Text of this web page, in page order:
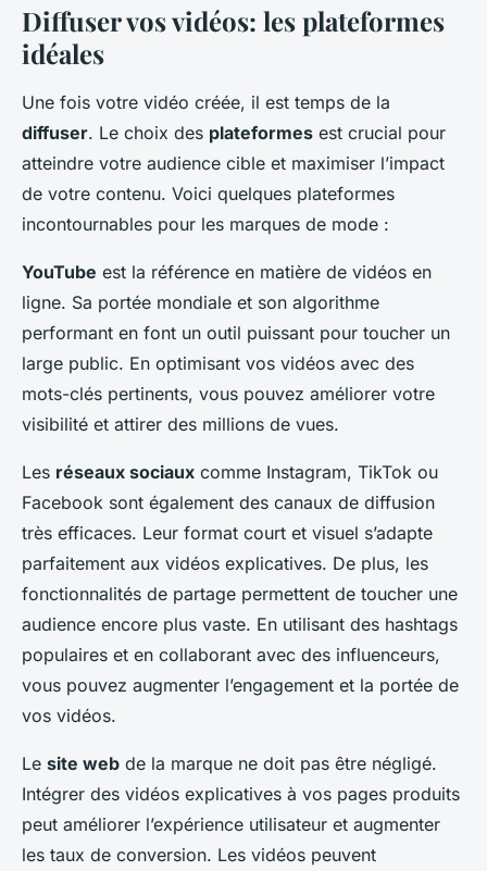
Diffuser vos vidéos: les plateformes
idéales
Une fois votre vidéo créée, il est temps de la
diffuser. Le choix des plateformes est crucial pour
atteindre votre audience cible et maximiser l’impact
de votre contenu. Voici quelques plateformes
incontournables pour les marques de mode :
YouTube est la référence en matière de vidéos en
ligne. Sa portée mondiale et son algorithme
performant en font un outil puissant pour toucher un
large public. En optimisant vos vidéos avec des
mots-clés pertinents, vous pouvez améliorer votre
visibilité et attirer des millions de vues.
Les réseaux sociaux comme Instagram, TikTok ou
Facebook sont également des canaux de diffusion
très efficaces. Leur format court et visuel s’adapte
parfaitement aux vidéos explicatives. De plus, les
fonctionnalités de partage permettent de toucher une
audience encore plus vaste. En utilisant des hashtags
populaires et en collaborant avec des influenceurs,
vous pouvez augmenter l’engagement et la portée de
vos vidéos.
Le site web de la marque ne doit pas être négligé.
Intégrer des vidéos explicatives à vos pages produits
peut améliorer l’expérience utilisateur et augmenter
les taux de conversion. Les vidéos peuvent